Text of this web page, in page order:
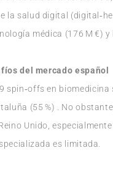
la salud digital
médica (176 M €)
del mercado español
spin‑offs en
(55 %) . No
Unido,
es limitada.